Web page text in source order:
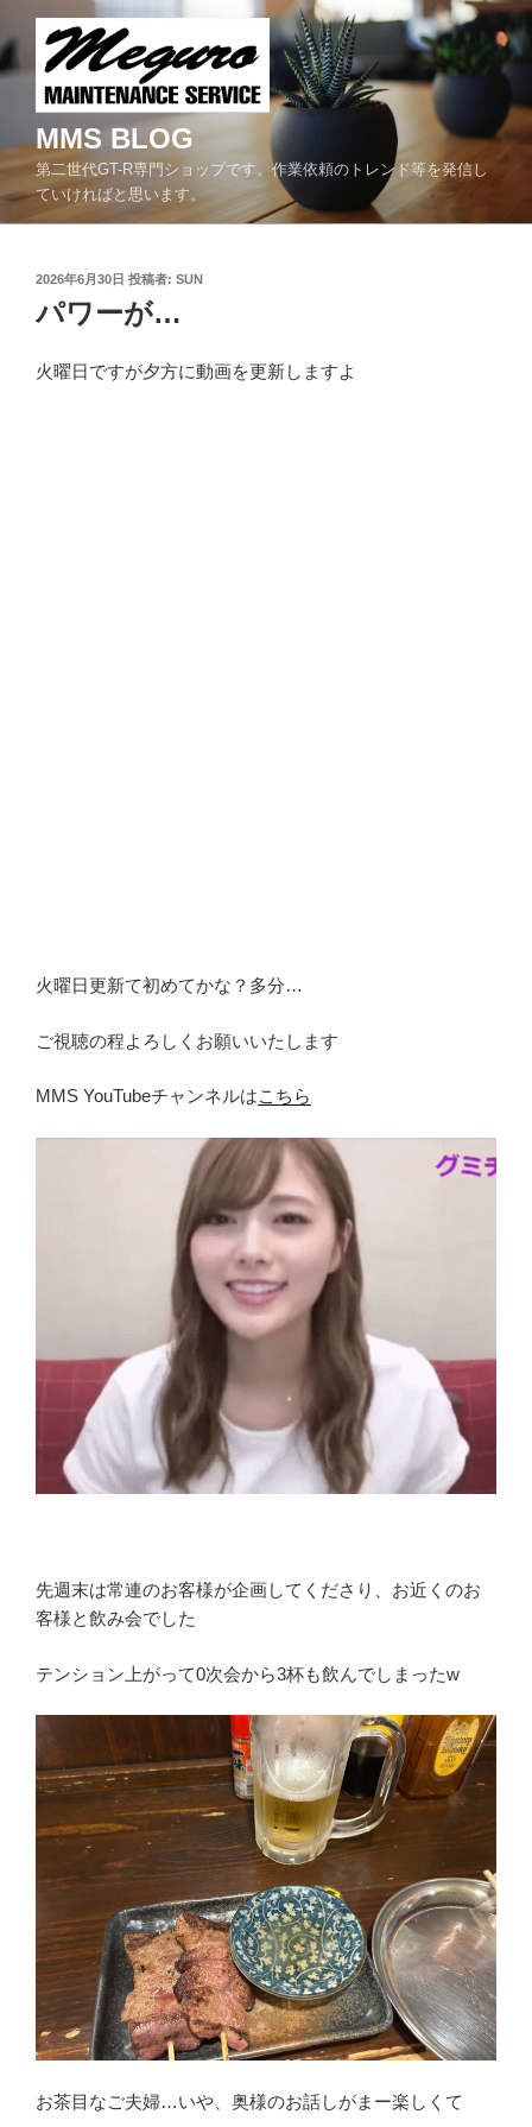
ン
テ
へ
MMS BLOG
第二世代GT-R専門ショップです。作業依頼のトレンド等を発信し
ていければと思います。
投
日:
2026年6月30日 投稿者: SUN
パワーが…
火曜日ですが夕方に動画を更新しますよ
火曜日更新て初めてかな？多分…
ご視聴の程よろしくお願いいたします
MMS YouTubeチャンネルはこちら
先週末は常連のお客様が企画してくださり、お近くのお
客様と飲み会でした
テンション上がって0次会から3杯も飲んでしまったw
お茶目なご夫婦…いや、奥様のお話しがまー楽しくて